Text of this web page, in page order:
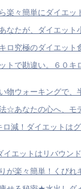
楽々簡単にダイエッ
なたが、ダイエット
ロ究極のダイエット
トで勘違い。６０
物ウォーキングで、
☆あなたの心へ、モ
ロ減！ダイエットは
イエットはリバウン
が楽々簡単！くびれ